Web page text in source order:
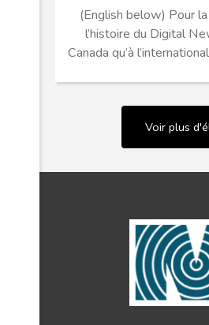
(English below) Pour
l’histoire du Digital
Canada qu’à
Voir plus